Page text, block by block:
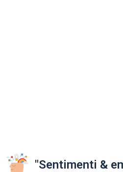
"Sentimenti &